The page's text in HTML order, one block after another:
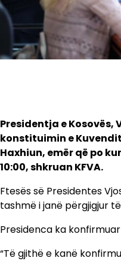
Presidentja e Kosovës,
konstituimin e
Haxhiun, emër që po
10:00, shkruan KFVA.
Ftesës së Presidentes
tashmë i janë përgjigjur
Presidenca ka
“Të gjithë e kanë